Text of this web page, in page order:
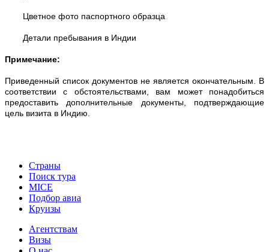
Цветное фото паспортного образца
Детали пребывания в Индии
Примечание:
Приведенный список документов не является окончательным. В
соответствии с обстоятельствами, вам может понадобиться
предоставить дополнительные документы, подтверждающие
цель визита в Индию.
Страны
Поиск тура
MICE
Подбор авиа
Круизы
Агентствам
Визы